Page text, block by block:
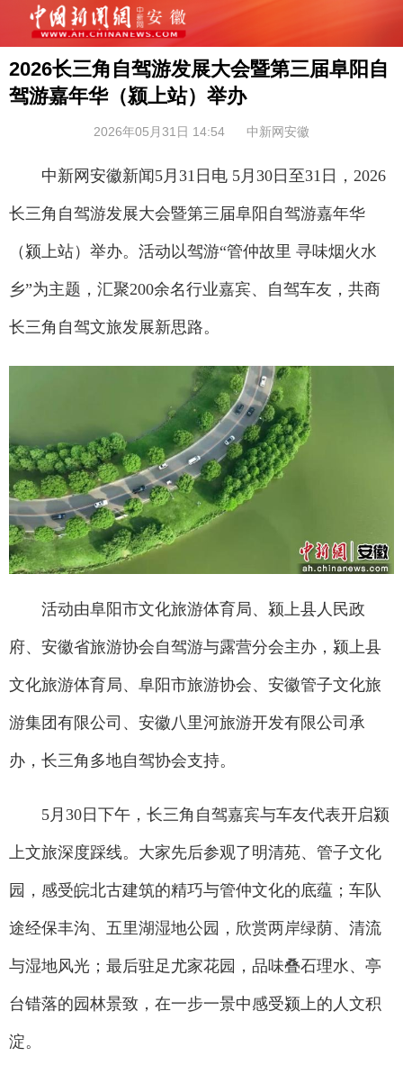
2026长三角自驾游发展大会暨第三届阜阳自
驾游嘉年华（颍上站）举办
2026年05月31日 14:54 中新网安徽
中新网安徽新闻5月31日电 5月30日至31日，2026
长三角自驾游发展大会暨第三届阜阳自驾游嘉年华
（颍上站）举办。活动以驾游“管仲故里 寻味烟火水
乡”为主题，汇聚200余名行业嘉宾、自驾车友，共商
长三角自驾文旅发展新思路。
活动由阜阳市文化旅游体育局、颍上县人民政
府、安徽省旅游协会自驾游与露营分会主办，颍上县
文化旅游体育局、阜阳市旅游协会、安徽管子文化旅
游集团有限公司、安徽八里河旅游开发有限公司承
办，长三角多地自驾协会支持。
5月30日下午，长三角自驾嘉宾与车友代表开启颍
上文旅深度踩线。大家先后参观了明清苑、管子文化
园，感受皖北古建筑的精巧与管仲文化的底蕴；车队
途经保丰沟、五里湖湿地公园，欣赏两岸绿荫、清流
与湿地风光；最后驻足尤家花园，品味叠石理水、亭
台错落的园林景致，在一步一景中感受颍上的人文积
淀。